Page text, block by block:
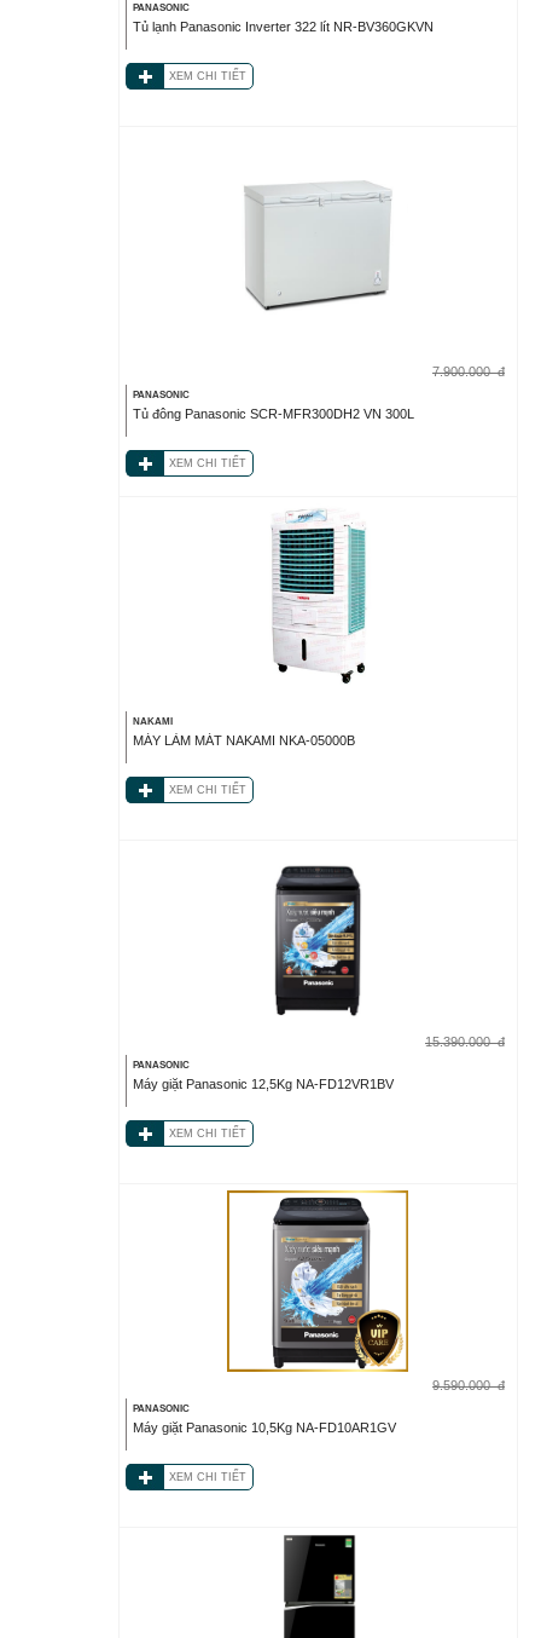
PANASONIC
Tủ lạnh Panasonic Inverter 322 lít NR-BV360GKVN
XEM CHI TIẾT
7.900.000 đ
PANASONIC
Tủ đông Panasonic SCR-MFR300DH2 VN 300L
XEM CHI TIẾT
NAKAMI
MÁY LÀM MÁT NAKAMI NKA-05000B
XEM CHI TIẾT
15.390.000 đ
PANASONIC
Máy giặt Panasonic 12,5Kg NA-FD12VR1BV
XEM CHI TIẾT
9.590.000 đ
PANASONIC
Máy giặt Panasonic 10,5Kg NA-FD10AR1GV
XEM CHI TIẾT